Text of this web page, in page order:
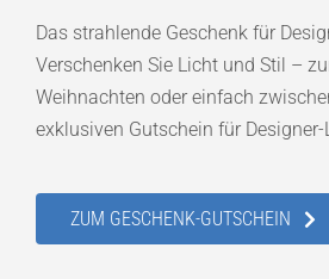
Das strahlende Geschenk für
Verschenken Sie Licht und Stil –
Weihnachten oder einfach
exklusiven Gutschein für
ZUM GESCHENK-GUTSCHEIN